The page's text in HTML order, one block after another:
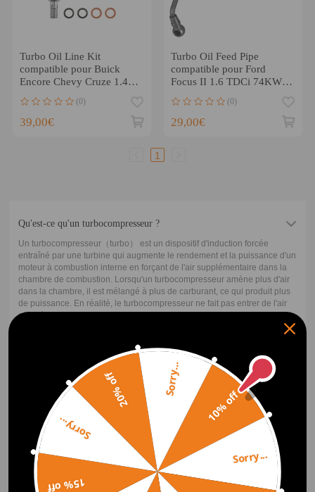
Turbo Oil Line Kit
compatible pour Buick
Encore Chevy Cruze 1.4L
2013-2019 55567067
(0)
39,00€
Turbo Oil Feed Pipe
compatible pour Ford
Focus II 1.6 TDCi 74KW
80KW 2004-2012 037968
NEUF
(0)
29,00€
1
Qu'est-ce qu'un turbocompresseur ?
Un turbocompresseur（turbo） est un dispositif d'induction forcée
entraîné par une turbine qui augmente le rendement et la puissance d'un
moteur à combustion interne en forçant de l'air supplémentaire dans la
chambre de combustion. Lorsqu'un turbocompresseur amène plus d'air
dans la chambre, il est mélangé à plus de carburant, ce qui produit plus
de puissance. En réalité, le turbocompresseur ne fait pas entrer de l'air
supplémentaire dans le moteur, il comprime l'air, ce qui signifie qu'il y a
Comment fonctionne un turbocompresseur ?
L'observation la plus élémentaire que l'on puisse faire sur un
turbocompresseur est qu'il est composé de deux sections principales : la
turbine et le compresseur. La turbine se compose de la roue de turbine
et du carter de turbine. Lorsque votre moteur tourne, il produit des gaz
d'échappement, qui seraient autrement gaspillés, mais sur un moteur
turbocompressé, ces gaz chauds et rapides sont utilisés pour entraîner
la roue de turbine. De l'autre côté, c'est le compresseur. Le compresseur
se compose également de deux parties : la roue du compresseur et le
carter du compresseur. La roue du compresseur est reliée de manière
10% off
Sorry...
15% off
Sorry...
20% off Sorry...